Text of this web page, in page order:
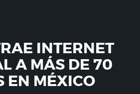
INTERNET
A MÁS DE 70
EN MÉXICO